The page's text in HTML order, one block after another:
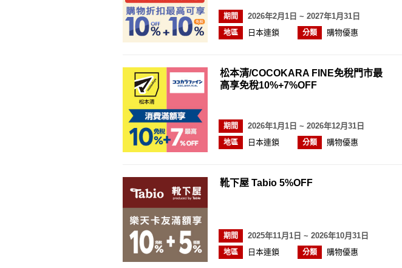
期間 2026年2月1日 ~ 2027年1月31日
地區 日本連鎖 分類 購物優惠
松本清/COCOKARA FINE免稅門市最
高享免稅10%+7%OFF
期間 2026年1月1日 ~ 2026年12月31日
地區 日本連鎖 分類 購物優惠
靴下屋 Tabio 5%OFF
期間 2025年11月1日 ~ 2026年10月31日
地區 日本連鎖 分類 購物優惠